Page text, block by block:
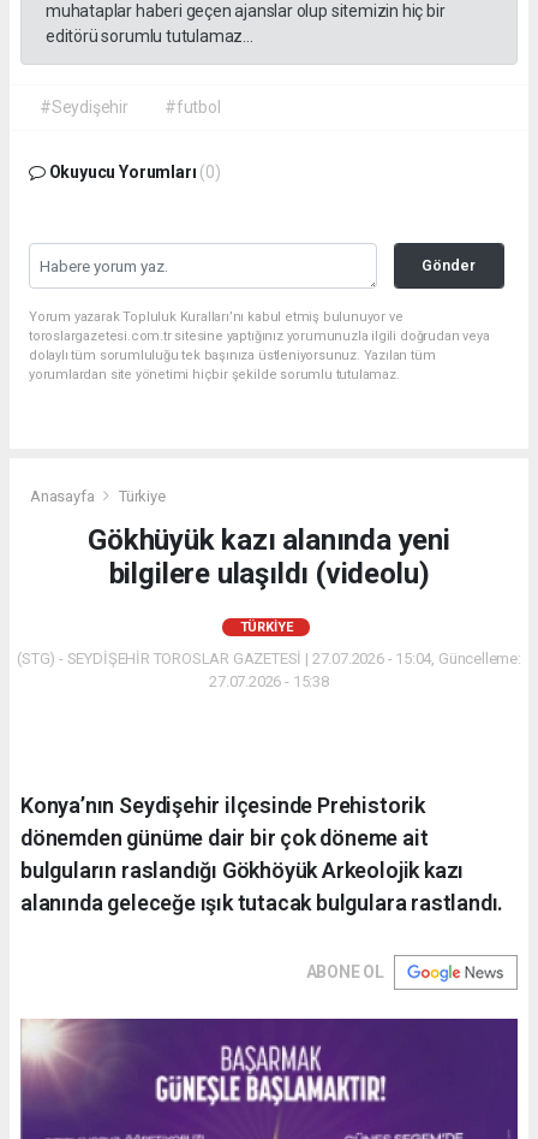
muhataplar haberi geçen ajanslar olup sitemizin hiç bir
editörü sorumlu tutulamaz...
#Seydişehir #futbol
Okuyucu Yorumları (0)
Gönder
Yorum yazarak Topluluk Kuralları’nı kabul etmiş bulunuyor ve
toroslargazetesi.com.tr sitesine yaptığınız yorumunuzla ilgili doğrudan veya
dolaylı tüm sorumluluğu tek başınıza üstleniyorsunuz. Yazılan tüm
yorumlardan site yönetimi hiçbir şekilde sorumlu tutulamaz.
Anasayfa Türkiye
Gökhüyük kazı alanında yeni
bilgilere ulaşıldı (videolu)
TÜRKIYE
(STG) - SEYDİŞEHİR TOROSLAR GAZETESİ | 27.07.2026 - 15:04, Güncelleme:
27.07.2026 - 15:38
Konya’nın Seydişehir ilçesinde Prehistorik
dönemden günüme dair bir çok döneme ait
bulguların raslandığı Gökhöyük Arkeolojik kazı
alanında geleceğe ışık tutacak bulgulara rastlandı.
ABONE OL